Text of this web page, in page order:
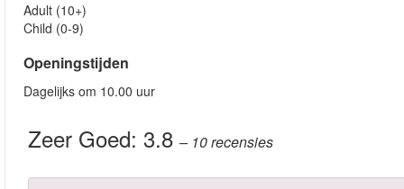
Adult (10+)
Child (0-9)
Openingstijden
Dagelijks om 10.00 uur
Zeer Goed: 3.8 – 10recensies